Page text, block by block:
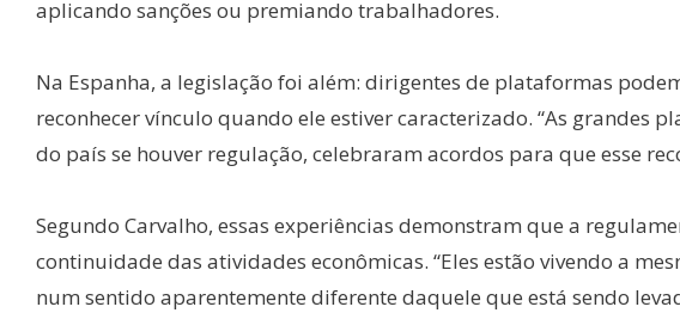
aplicando sanções ou premiando trabalhadores.
Na Espanha, a legislação foi além: dirigentes de plataformas
reconhecer vínculo quando ele estiver caracterizado. “As grandes
do país se houver regulação, celebraram acordos para que esse
Segundo Carvalho, essas experiências demonstram que a
continuidade das atividades econômicas. “Eles estão vivendo a
num sentido aparentemente diferente daquele que está sendo